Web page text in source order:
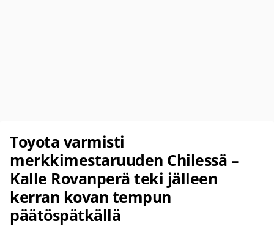
Toyota varmisti
merkkimestaruuden Chilessä –
Kalle Rovanperä teki jälleen
kerran kovan tempun
päätöspätkällä